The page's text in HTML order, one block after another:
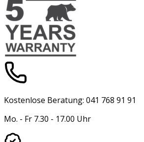
Kostenlose Beratung: 041 768 91 91
Mo. - Fr 7.30 - 17.00 Uhr